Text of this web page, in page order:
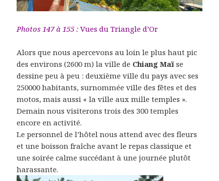
Photos 147 à 155 :Vues du Triangle d’Or
Alors que nous apercevons au loin le plus haut pic
des environs (2600 m) la ville de Chiang Maï se
dessine peu à peu : deuxième ville du pays avec ses
250000 habitants, surnommée ville des fêtes et des
motos, mais aussi « la ville aux mille temples ».
Demain nous visiterons trois des 300 temples
encore en activité.
Le personnel de l’hôtel nous attend avec des fleurs
et une boisson fraîche avant le repas classique et
une soirée calme succédant à une journée plutôt
harassante.